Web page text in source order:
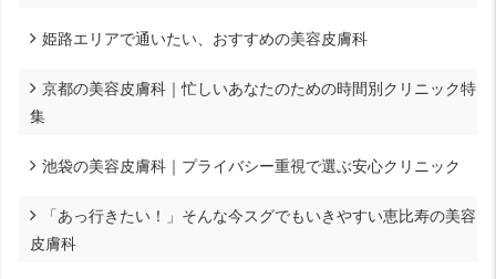
姫路エリアで通いたい、おすすめの美容皮膚科
京都の美容皮膚科｜忙しいあなたのための時間別クリニック特
集
池袋の美容皮膚科｜プライバシー重視で選ぶ安心クリニック
「あっ行きたい！」そんな今スグでもいきやすい恵比寿の美容
皮膚科